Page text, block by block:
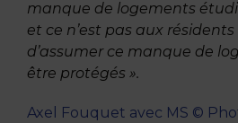
manque de logements
et ce n’est pas aux
d’assumer ce manque de
être protégés ».
Axel Fouquet avec MS ©